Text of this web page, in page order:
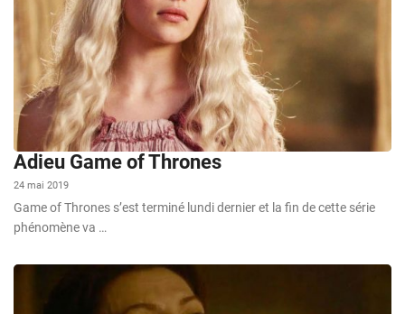
Adieu Game of Thrones
24 mai 2019
Game of Thrones s’est terminé lundi dernier et la fin de cette série
phénomène va …